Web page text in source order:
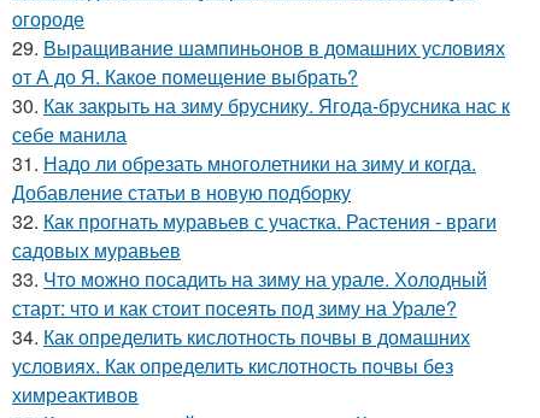
огороде
29. Выращивание шампиньонов в домашних условиях
от А до Я. Какое помещение выбрать?
30. Как закрыть на зиму бруснику. Ягода-брусника нас к
себе манила
31. Надо ли обрезать многолетники на зиму и когда.
Добавление статьи в новую подборку
32. Как прогнать муравьев с участка. Растения - враги
садовых муравьев
33. Что можно посадить на зиму на урале. Холодный
старт: что и как стоит посеять под зиму на Урале?
34. Как определить кислотность почвы в домашних
условиях. Как определить кислотность почвы без
химреактивов